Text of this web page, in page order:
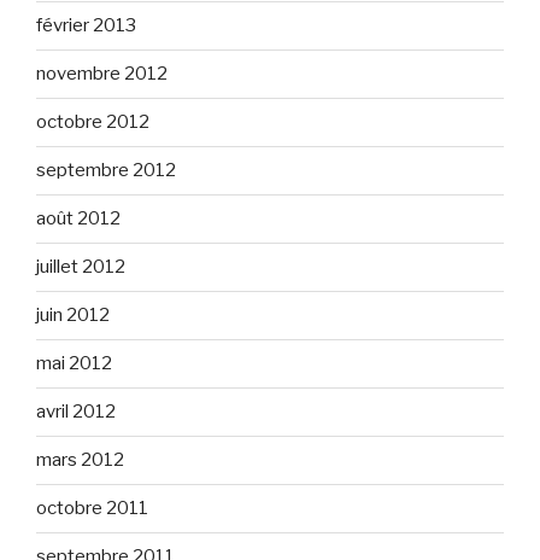
février 2013
novembre 2012
octobre 2012
septembre 2012
août 2012
juillet 2012
juin 2012
mai 2012
avril 2012
mars 2012
octobre 2011